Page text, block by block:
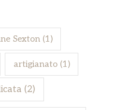
Sexton(1)
artigianato(1)
(2)